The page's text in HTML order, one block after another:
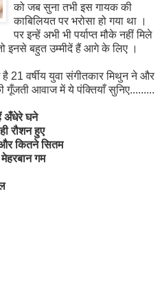
को जब सुना तभी इस गायक की
काबिलियत पर भरोसा हो गया था ।
पर इन्हें अभी भी पर्याप्त मौके नहीं मिले
इनसे बहुत उम्मीदें हैं आगे के लिए ।
वर्षीय युवा संगीतकार मिथुन ने और
गूँजती आवाज में ये पंक्तियाँ सुनिए.........
अँधेरे घने
रौशन हुए
कितने सितम
गम